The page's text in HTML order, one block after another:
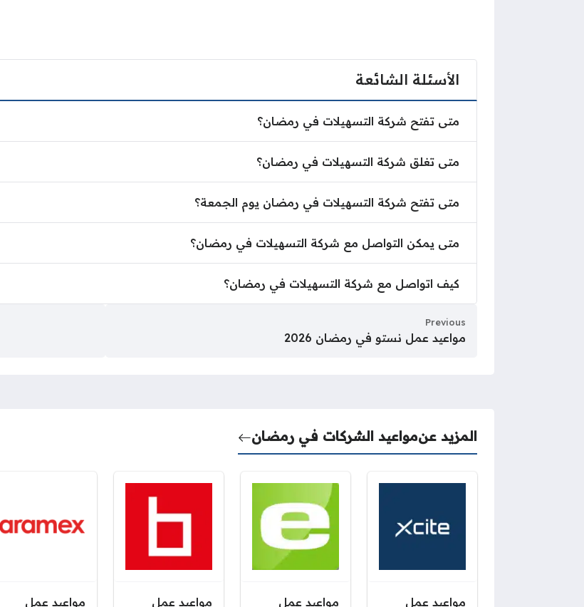
الأسئلة الشائعة
متى تفتح شركة التسهيلات في رمضان؟
متى تغلق شركة التسهيلات في رمضان؟
متى تفتح شركة التسهيلات في رمضان يوم الجمعة؟
متى يمكن التواصل مع شركة التسهيلات في رمضان؟
كيف اتواصل مع شركة التسهيلات في رمضان؟
Previous
مواعيد عمل نستو في رمضان 2026
المزيد عنمواعيد الشركات في رمضان
مواعيد عمل مواعيد عمل مواعيد عمل مواعيد عمل